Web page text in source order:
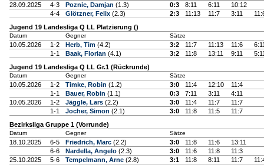
28.09.2025 4-3 Poznic, Damjan (1.3) 0:3 8:11 6:11
10:12
4-4
Glötzner, Felix (2.3) 2:3 11:13 11:7 3:11
Jugend 19 Landesliga Q LL Platzierung ()
Datum Gegner Sätze
10.05.2026 1-2 Herb, Tim (4.2) 3:2 11:7 11:13 11:6
1-1
Baak, Florian (4.1) 3:2 11:8 13:11 9:11
Jugend 19 Landesliga Q LL Gr.1 (Rückrunde)
Datum Gegner Sätze
10.05.2026 1-2 Timke, Robin (1.2) 3:0 11:4 12:10
11:4
1-1
Bauer, Robin (1.1) 0:3 7:11 3:11
4:11
10.05.2026
1-2 Jäggle, Lars (2.2) 3:0 11:4 11:7
11:7
1-1
Jocher, Simon (2.1) 3:0 11:8 11:5
11:7
Bezirksliga Gruppe 1 (Vorrunde)
Datum Gegner Sätze
18.10.2025 6-5 Friedrich, Marc (2.2) 3:0 11:8 11:6
13:11
6-6
Nardella, Angelo (2.3) 3:0 11:6 11:8
11:3
25.10.2025
5-6 Tempelmann, Arne (2.8) 3:1 11:8 8:11 11:7